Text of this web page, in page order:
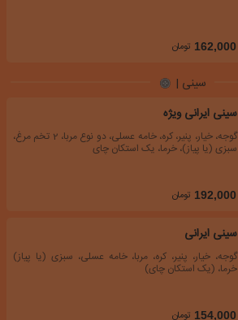
162,000 تومان
سینی |
سینی ایرانی ویژه
گوجه، خیار، پنیر، کره، خامه عسلی، دو نوع مربا، 2 تخم مرغ،
سبزی (یا پیاز)، خرما، یک استکان چای
192,000 تومان
سینی ایرانی
گوجه، خیار، پنیر، کره، مربا، خامه عسلی، سبزی (یا پیاز)
خرما، (یک استکان چای)
154,000 تومان